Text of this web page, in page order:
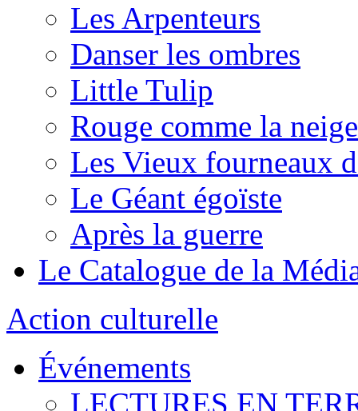
Les Arpenteurs
Danser les ombres
Little Tulip
Rouge comme la neige
Les Vieux fourneaux
Le Géant égoïste
Après la guerre
Le Catalogue de la
Action culturelle
Événements
LECTURES EN